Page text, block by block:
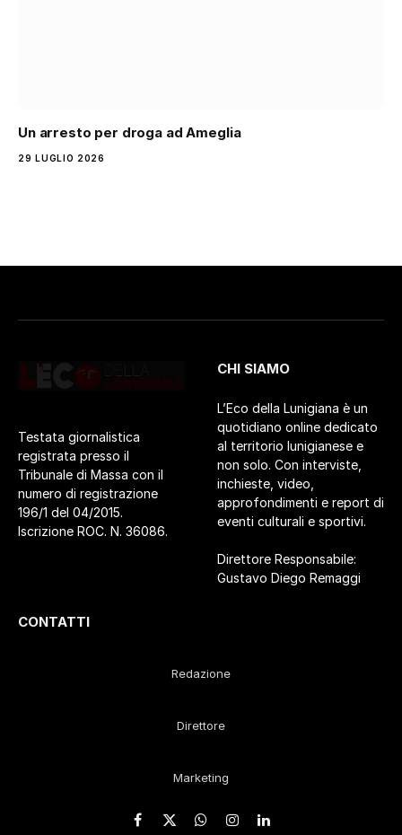
Un arresto per droga ad Ameglia
29 LUGLIO 2026
Testata giornalistica
registrata presso il
Tribunale di Massa con il
numero di registrazione
196/1 del 04/2015.
Iscrizione ROC. N. 36086.
CHI SIAMO
L’Eco della Lunigiana è un
quotidiano online dedicato
al territorio lunigianese e
non solo. Con interviste,
inchieste, video,
approfondimenti e report di
eventi culturali e sportivi.
Direttore Responsabile:
Gustavo Diego Remaggi
CONTATTI
Redazione
Direttore
Marketing